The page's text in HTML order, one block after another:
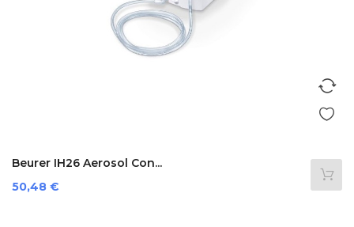
Beurer IH26 Aerosol Con...
Prezzo
50,48 €